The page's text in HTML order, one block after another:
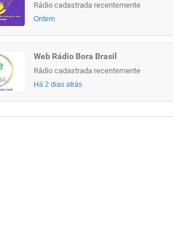
Rádio cadastrada recentemente
Ontem
Web Rádio Bora Brasil
Rádio cadastrada recentemente
Há 2 dias atrás